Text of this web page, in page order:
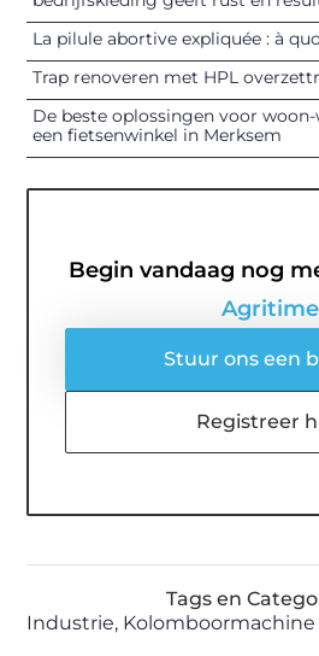
La pilule abortive expliquée : à
Trap renoveren met HPL
De beste oplossingen voor
een fietsenwinkel in Merksem
Begin vandaag nog
Agritime
Stuur ons een
Registreer
Tags en
Industrie, Kolomboormachine